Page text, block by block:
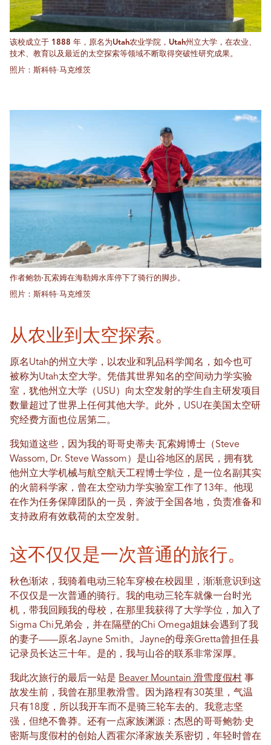
该校成立于 1888 年，原名为Utah农业学院，Utah州立大学，在农业、
技术、教育以及最近的太空探索等领域不断取得突破性研究成果。
照片：斯科特·马克维茨
作者鲍勃·瓦索姆在海勒姆水库停下了骑行的脚步。
照片：斯科特·马克维茨
从农业到太空探索。
原名Utah的州立大学，以农业和乳品科学闻名，如今也可
被称为Utah太空大学。凭借其世界知名的空间动力学实验
室，犹他州立大学（USU）向太空发射的学生自主研发项目
数量超过了世界上任何其他大学。此外，USU在美国太空研
究经费方面也位居第二。
我知道这些，因为我的哥哥史蒂夫·瓦索姆博士（Steve
Wassom, Dr. Steve Wassom）是山谷地区的居民，拥有犹
他州立大学机械与航空航天工程博士学位，是一位名副其实
的火箭科学家，曾在太空动力学实验室工作了13年。他现
在作为任务保障团队的一员，奔波于全国各地，负责准备和
支持政府有效载荷的太空发射。
这不仅仅是一次普通的旅行。
秋色渐浓，我骑着电动三轮车穿梭在校园里，渐渐意识到这
不仅仅是一次普通的骑行。我的电动三轮车就像一台时光
机，带我回顾我的母校，在那里我获得了大学学位，加入了
Sigma Chi兄弟会，并在隔壁的Chi Omega姐妹会遇到了我
的妻子——原名Jayne Smith。Jayne的母亲Gretta曾担任县
记录员长达三十年。是的，我与山谷的联系非常深厚。
我此次旅行的最后一站是 Beaver Mountain 滑雪度假村 事
故发生前，我曾在那里教滑雪。因为路程有30英里，气温
只有18度，所以我开车而不是骑三轮车去的。我意志坚
强，但绝不鲁莽。还有一点家族渊源：杰恩的哥哥鲍勃·史
密斯与度假村的创始人西霍尔泽家族关系密切，年轻时曾在